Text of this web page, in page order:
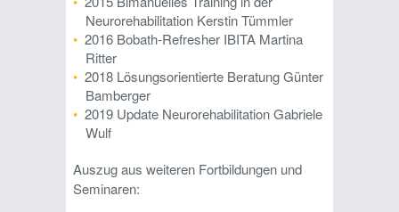
Neurorehabilitation Kerstin Tümmler
2016 Bobath-Refresher IBITA Martina
Ritter
2018 Lösungsorientierte Beratung Günter
Bamberger
2019 Update Neurorehabilitation Gabriele
Wulf
Auszug aus weiteren Fortbildungen und
Seminaren: